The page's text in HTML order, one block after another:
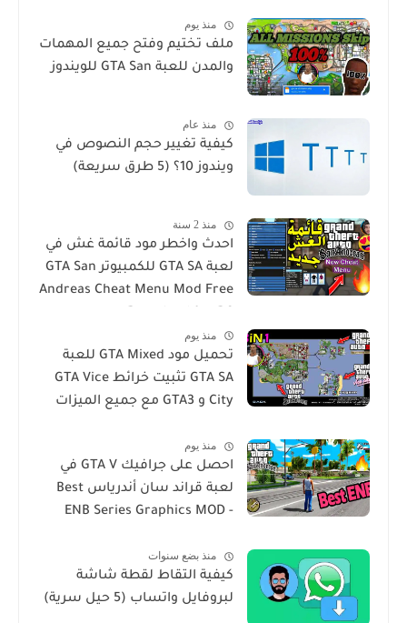
منذ يوم
ملف تختيم وفتح جميع المهمات
والمدن للعبة GTA San للويندوز
منذ عام
كيفية تغيير حجم النصوص في
ويندوز 10؟ (5 طرق سريعة)
منذ 2 سنة
احدث واخطر مود قائمة غش في
لعبة GTA SA للكمبيوتر GTA San
Andreas Cheat Menu Mod Free
منذ يوم
تحميل مود GTA Mixed للعبة
GTA SA تثبيت خرائط GTA Vice
City و GTA3 مع جميع الميزات
منذ يوم
احصل على جرافيك GTA V في
لعبة قراند سان أندرياس Best
ENB Series Graphics MOD -
منذ بضع سنوات
كيفية التقاط لقطة شاشة
لبروفايل واتساب (5 حيل سرية)